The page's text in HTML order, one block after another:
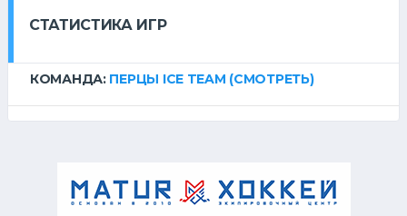
СТАТИСТИКА ИГР
КОМАНДА: ПЕРЦЫ ICE TEAM (СМОТРЕТЬ)